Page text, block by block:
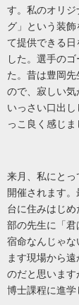
す。私のオリ
グ」という装
て提供できる
した。選手の
た。昔は豊岡
ので、寂しい気
いっさい口出
っこ良く感じま
来月、私にと
開催されます
台に住みはじ
部の先生に「
宿命なんじゃ
ます現場から遠
のだと思います
博士課程に進学